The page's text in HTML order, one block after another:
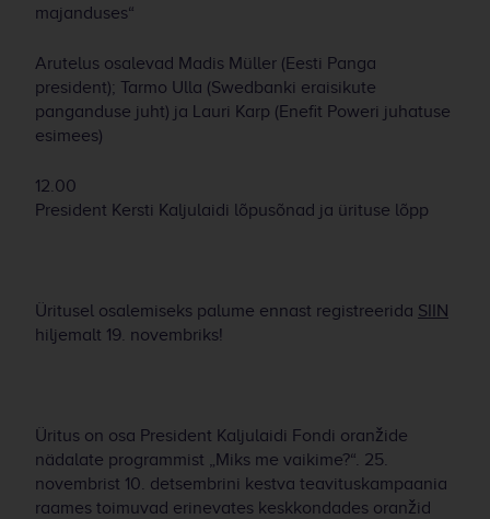
majanduses“
Arutelus osalevad Madis Müller (Eesti Panga
president); Tarmo Ulla (Swedbanki eraisikute
panganduse juht) ja Lauri Karp (Enefit Poweri juhatuse
esimees)
12.00
President Kersti Kaljulaidi lõpusõnad ja ürituse lõpp
Üritusel osalemiseks palume ennast registreerida SIIN
hiljemalt 19. novembriks!
Üritus on osa President Kaljulaidi Fondi oranžide
nädalate programmist „Miks me vaikime?“. 25.
novembrist 10. detsembrini kestva teavituskampaania
raames toimuvad erinevates keskkondades oranžid